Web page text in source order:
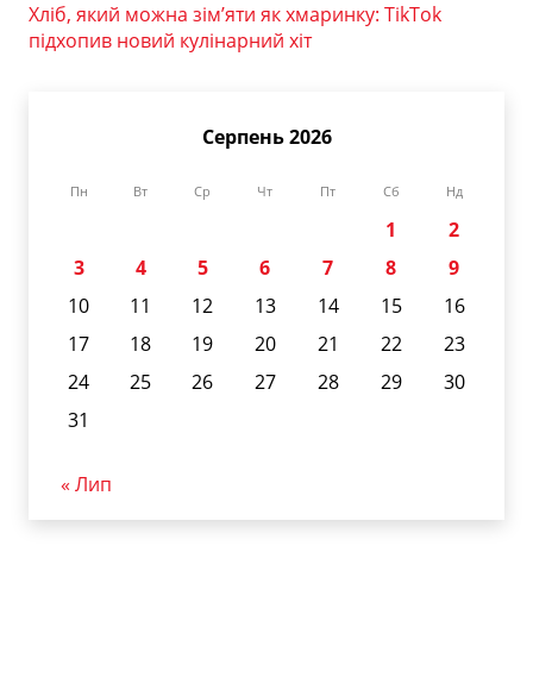
Хліб, який можна зім’яти як хмаринку: TikTok
підхопив новий кулінарний хіт
Серпень 2026
Пн Вт Ср Чт Пт Сб Нд
1
2
3
4 5 6 7 8
9
10
11 12 13 14 15
16
17
18 19 20 21 22
23
24
25 26 27 28 29
30
31
« Лип